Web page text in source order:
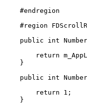
    #endregion
#region
public int
return
    }
public int
        return 1;
    }